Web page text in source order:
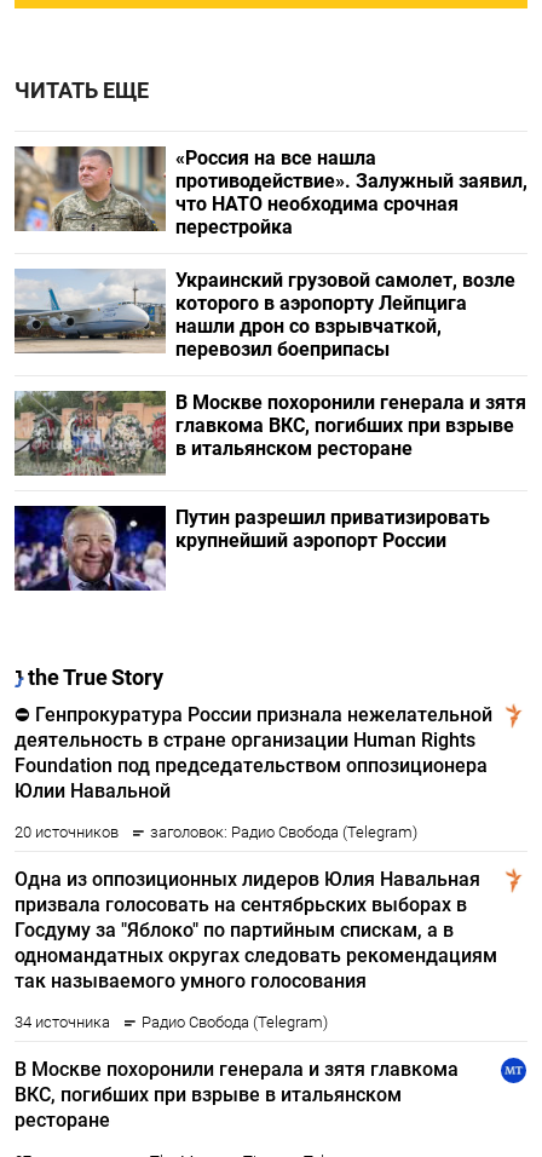
ЧИТАТЬ ЕЩЕ
«Россия на все нашла
противодействие». Залужный заявил,
что НАТО необходима срочная
перестройка
Украинский грузовой самолет, возле
которого в аэропорту Лейпцига
нашли дрон со взрывчаткой,
перевозил боеприпасы
В Москве похоронили генерала и зятя
главкома ВКС, погибших при взрыве
в итальянском ресторане
Путин разрешил приватизировать
крупнейший аэропорт России